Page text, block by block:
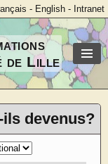
- English - Intranet
de Lille
ils devenus?